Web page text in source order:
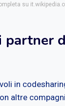
su
partner
in
altre